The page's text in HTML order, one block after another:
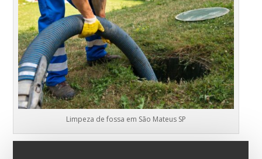
Limpeza de fossa em São Mateus SP